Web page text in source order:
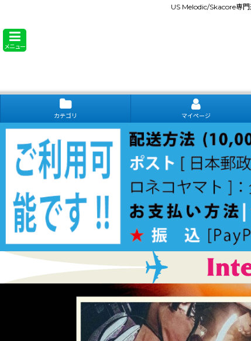
US Melodic/Skacore専
メニュー
カテゴリ マイページ